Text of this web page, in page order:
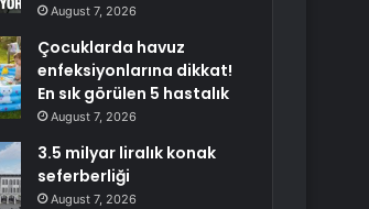
August 7, 2026
Çocuklarda havuz
enfeksiyonlarına dikkat!
En sık görülen 5 hastalık
August 7, 2026
3.5 milyar liralık konak
seferberliği
August 7, 2026